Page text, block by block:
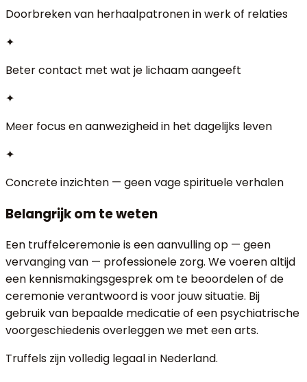
Doorbreken van herhaalpatronen in werk of relaties
✦
Beter contact met wat je lichaam aangeeft
✦
Meer focus en aanwezigheid in het dagelijks leven
✦
Concrete inzichten — geen vage spirituele verhalen
Belangrijk om te weten
Een truffelceremonie is een aanvulling op — geen
vervanging van — professionele zorg. We voeren altijd
een kennismakingsgesprek om te beoordelen of de
ceremonie verantwoord is voor jouw situatie. Bij
gebruik van bepaalde medicatie of een psychiatrische
voorgeschiedenis overleggen we met een arts.
Truffels zijn volledig legaal in Nederland.